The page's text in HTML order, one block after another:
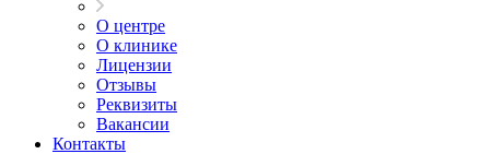
О центре
О клинике
Лицензии
Отзывы
Реквизиты
Вакансии
Контакты